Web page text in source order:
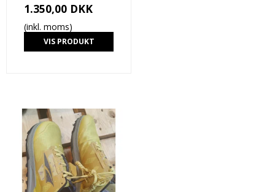
1.350,00 DKK
(inkl. moms)
VIS PRODUKT